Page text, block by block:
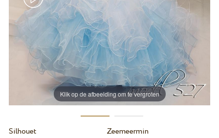
Klik op de afbeelding om te vergroten
Silhouet
Zeemeermin